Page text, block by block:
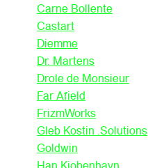
Carne Bollente
Castart
Diemme
Dr. Martens
Drole de Monsieur
Far Afield
FrizmWorks
Gleb Kostin .Solutions
Goldwin